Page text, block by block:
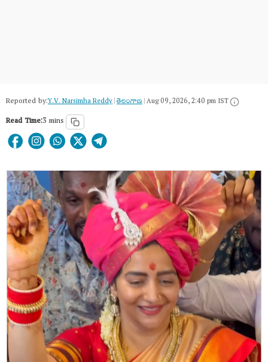
Reported by:Y.V. Narsimha Reddy|తెలంగాణ‌|Aug 09, 2026, 2:40 pm IST
Read Time:3 mins